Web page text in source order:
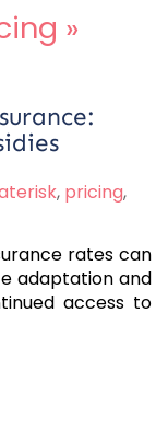
»
, pricing,
rates can
adaptation and
access to